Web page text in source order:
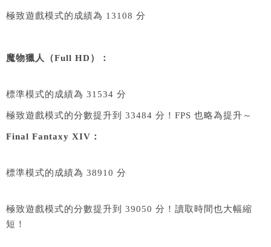
極致遊戲模式的成績為 13108 分
魔物獵人（Full HD）：
標準模式的成績為 31534 分
極致遊戲模式的分數提升到 33484 分！FPS 也略為提升～
Final Fantaxy XIV：
標準模式的成績為 38910 分
極致遊戲模式的分數提升到 39050 分！讀取時間也大幅縮
短！